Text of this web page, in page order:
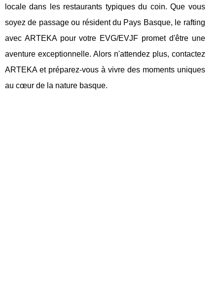
locale dans les restaurants typiques du coin. Que vous
soyez de passage ou résident du Pays Basque, le rafting
avec ARTEKA pour votre EVG/EVJF promet d'être une
aventure exceptionnelle. Alors n'attendez plus, contactez
ARTEKA et préparez-vous à vivre des moments uniques
au cœur de la nature basque.